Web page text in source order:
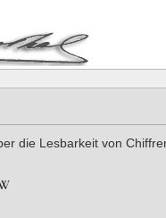
die Lesbarkeit von